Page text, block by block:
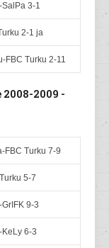
SalPa 3-1
2-1 ja
FBC Turku 2-11
2009 -
FBC Turku 7-9
5-7
9-3
KeLy 6-3